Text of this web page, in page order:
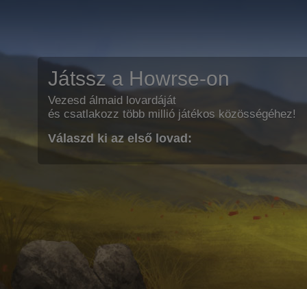
Játssz a Howrse-on
Vezesd álmaid lovardáját
és csatlakozz több millió játékos közösségéhez!
Válaszd ki az első lovad: